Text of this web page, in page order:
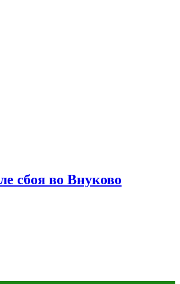
сбоя во Внуково